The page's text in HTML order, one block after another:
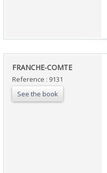
‎FRANCHE-COMTE‎
Reference : 9131
See the book